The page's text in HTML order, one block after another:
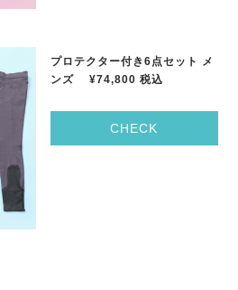
プロテクター付き6点セット メ
ンズ
¥74,800税込
CHECK